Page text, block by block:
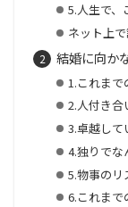
5.人生で、
ネット上
結婚に向か
1.これま
2.人付き合
3.卓越して
4.独りでな
5.物事のリ
6.これまで